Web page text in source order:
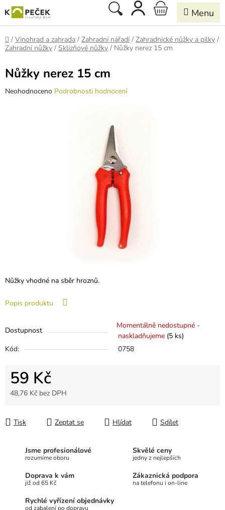
na
obsah
Hledat
NÁKUPNÍ
KOŠÍK
Domů
/ Vinohrad a zahrada / Zahradní nářadí / Zahradnické nůžky a pilky /
Zahradní nůžky / Sklizňové nůžky / Nůžky nerez 15 cm
Nůžky vhodné na sběr hroznů.
Popis produktu
Dostupnost
Momentálně nedostupné -
naskladňujeme (5 ks)
Kód:
0758
59 Kč
48,76 Kč bez DPH
Tisk
Zeptat se Hlídat Sdílet
Nůžky nerez 15 cm
Průměrné
Neohodnoceno Podrobnosti hodnocení
Jsme profesionálové
rozumíme oboru
Skvělé ceny
jedny z nejlepších
Doprava k vám
již od 65 Kč
Zákaznická podpora
na telefonu i on-line
Rychlé vyřízení objednávky
od zabalení po dopravu